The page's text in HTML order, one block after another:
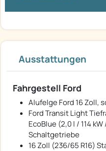
Ausstattungen
Fahrgestell Ford
Alufelge Ford 16 Zoll,
Ford Transit Light
EcoBlue (2,0 l / 114
Schaltgetriebe
16 Zoll (236/65 R16)